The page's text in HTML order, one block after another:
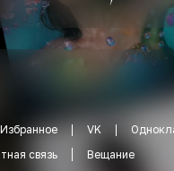
Избранное VK
связь Вещание